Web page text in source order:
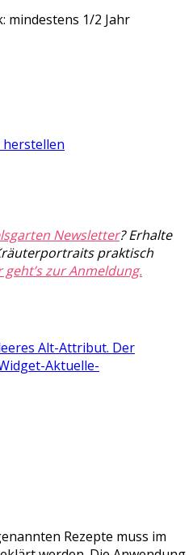
mindestens 1/2 Jahr
Newsletter? Erhalte
praktisch
geht’s zur Anmeldung.
Rezepte muss im